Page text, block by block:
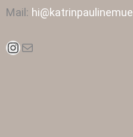
Mail:
Instagram
E-Mail